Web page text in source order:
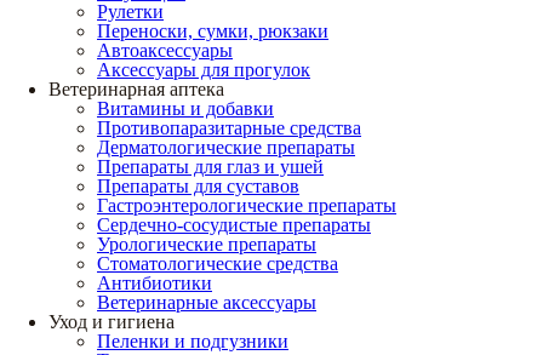
Рулетки
Переноски, сумки, рюкзаки
Автоаксессуары
Аксессуары для прогулок
Ветеринарная аптека
Витамины и добавки
Противопаразитарные средства
Дерматологические препараты
Препараты для глаз и ушей
Препараты для суставов
Гастроэнтерологические препараты
Сердечно-сосудистые препараты
Урологические препараты
Стоматологические средства
Антибиотики
Ветеринарные аксессуары
Уход и гигиена
Пеленки и подгузники